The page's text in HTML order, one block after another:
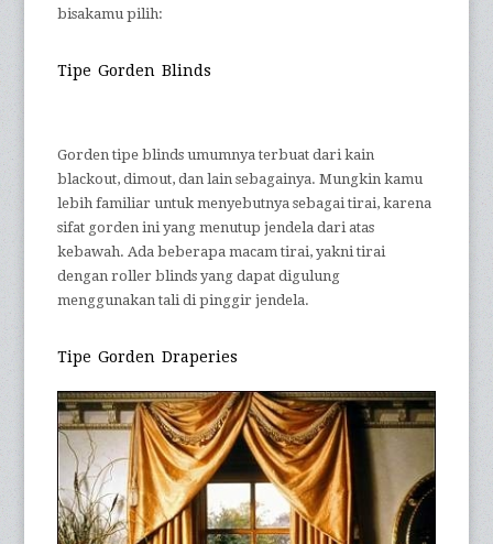
bisakamu pilih:
Tipe Gorden Blinds
Gorden tipe blinds umumnya terbuat dari kain
blackout, dimout, dan lain sebagainya. Mungkin kamu
lebih familiar untuk menyebutnya sebagai tirai, karena
sifat gorden ini yang menutup jendela dari atas
kebawah. Ada beberapa macam tirai, yakni tirai
dengan roller blinds yang dapat digulung
menggunakan tali di pinggir jendela.
Tipe Gorden Draperies